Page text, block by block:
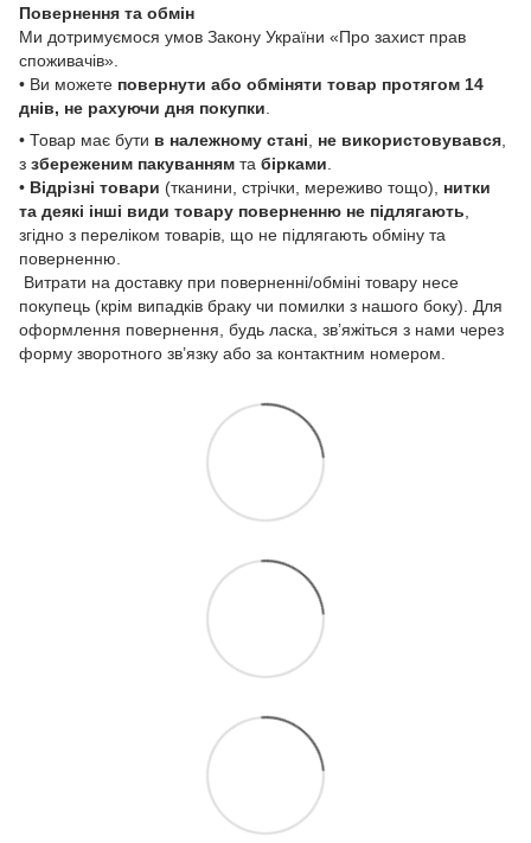
Повернення та обмін
Ми дотримуємося умов Закону України «Про захист прав
споживачів».
• Ви можете повернути або обміняти товар протягом 14
днів, не рахуючи дня покупки
• Товар має бути в належному стані не використовувався
з збереженим пакуванням та бірками
• Відрізні товари (тканини, стрічки, мереживо тощо), нитки
та деякі інші види товару поверненню не підлягають
згідно з переліком товарів, що не підлягають обміну та
поверненню.
Витрати на доставку при поверненні/обміні товару несе
покупець (крім випадків браку чи помилки з нашого боку). Для
оформлення повернення, будь ласка, зв’яжіться з нами через
форму зворотного зв’язку або за контактним номером.